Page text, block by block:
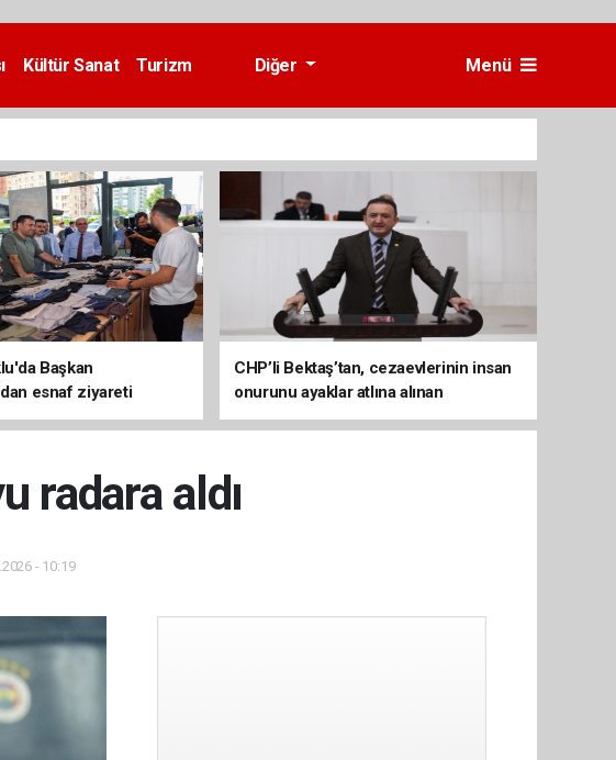
Kültür Sanat
Turizm
Diğer Menü
Başkan
esnaf ziyareti
CHP’li Bektaş’tan, cezaevlerinin insan
onurunu ayaklar atlına alınan
mekânlara dönüşmesine tepki
radara aldı
- 10:19